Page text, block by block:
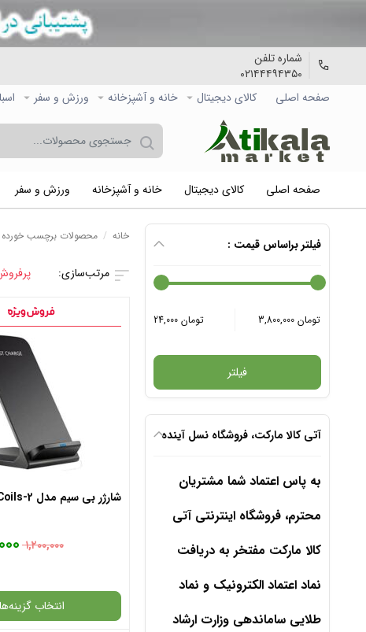
شماره تلفن
۰۲۱۴۴۴۹۴۳۵۰
صفحه اصلی
کالاي دیجیتال خانه و آشپزخانه ورزش و سفر
صفحه اصلی کالاي دیجیتال خانه و آشپزخانه ورزش و سفر
فیلتر براساس قیمت :
24,000 تومان 3,800,000 تومان
فیلتر
آتی کالا مارکت، فروشگاه نسل آینده
به پاس اعتماد شما مشتریان
محترم، فروشگاه اینترنتی آتی
کالا مارکت مفتخر به دریافت
نماد اعتماد الکترونیک و نماد
طلایی ساماندهی وزارت ارشاد
خانه / محصولات برچسب خورده
شارژر بی سیم مدل 2-Coils
۱,۲۰۰,۰۰۰
انتخاب گزینه‌ها